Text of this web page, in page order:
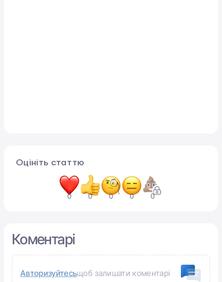
Оцініть статтю
0 0 0 0 0
Коментарі
Авторизуйтесьщоб залишати коментарі